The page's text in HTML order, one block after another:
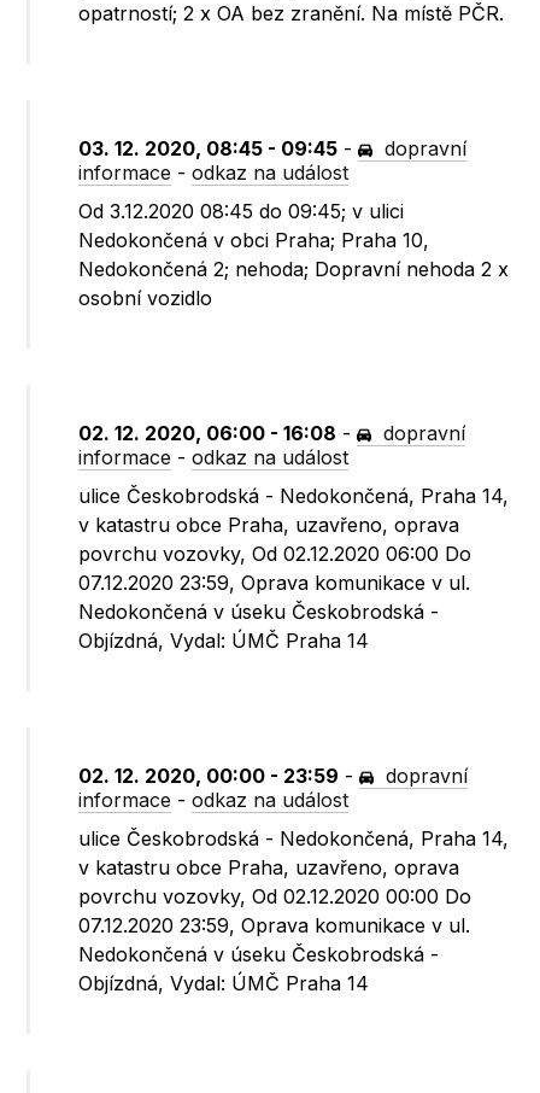
opatrností; 2 x OA bez zranění. Na místě PČR.
03. 12. 2020, 08:45 - 09:45 -
dopravní
informace -odkaz na událost
Od 3.12.2020 08:45 do 09:45; v ulici
Nedokončená v obci Praha; Praha 10,
Nedokončená 2; nehoda; Dopravní nehoda 2 x
osobní vozidlo
02. 12. 2020, 06:00 - 16:08 -
dopravní
informace -odkaz na událost
ulice Českobrodská - Nedokončená, Praha 14,
v katastru obce Praha, uzavřeno, oprava
povrchu vozovky, Od 02.12.2020 06:00 Do
07.12.2020 23:59, Oprava komunikace v ul.
Nedokončená v úseku Českobrodská -
Objízdná, Vydal: ÚMČ Praha 14
02. 12. 2020, 00:00 - 23:59 -
dopravní
informace -odkaz na událost
ulice Českobrodská - Nedokončená, Praha 14,
v katastru obce Praha, uzavřeno, oprava
povrchu vozovky, Od 02.12.2020 00:00 Do
07.12.2020 23:59, Oprava komunikace v ul.
Nedokončená v úseku Českobrodská -
Objízdná, Vydal: ÚMČ Praha 14